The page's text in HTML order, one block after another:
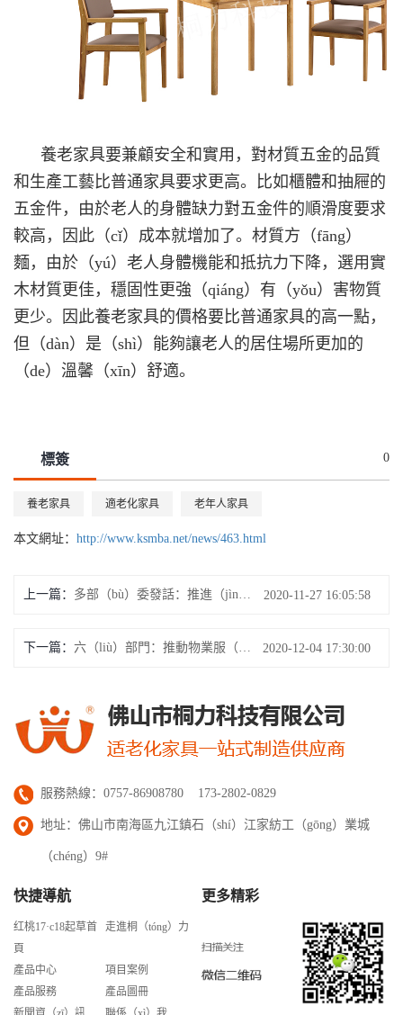
養老家具要兼顧安全和實用，對材質五金的品質
和生產工藝比普通家具要求更高。比如櫃體和抽屜的
五金件，由於老人的身體缺力對五金件的順滑度要求
較高，因此（cǐ）成本就增加了。材質方（fāng）
麵，由於（yú）老人身體機能和抵抗力下降，選用實
木材質更佳，穩固性更強（qiáng）有（yǒu）害物質
更少。因此養老家具的價格要比普通家具的高一點，
但（dàn）是（shì）能夠讓老人的居住場所更加的
（de）溫馨（xīn）舒適。
標簽 0
養老家具 適老化家具 老年人家具
本文網址： http://www.ksmba.net/news/463.html
上一篇： 2020-11-27 16:05:58
下一篇： 2020-12-04 17:30:00
服務熱線：0757-86908780 173-2802-0829
地址：佛山市南海區九江鎮石（shí）江家紡工（gōng）業城
（chéng）9#
快捷導航
红桃17·c18起草首
頁
走進桐（tóng）力
產品中心
項目案例
產品服務
產品圖冊
更多精彩